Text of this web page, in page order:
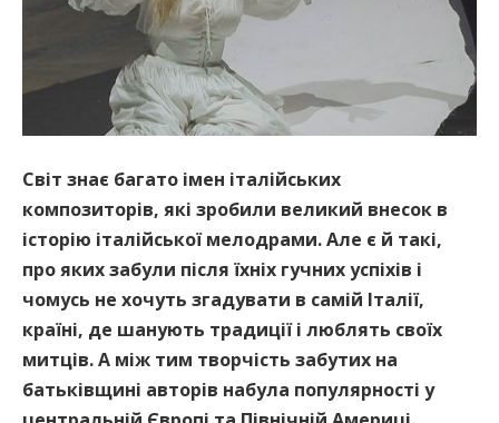
Світ знає багато імен італійських
композиторів, які зробили великий внесок в
історію італійської мелодрами. Але є й такі,
про яких забули після їхніх гучних успіхів і
чомусь не хочуть згадувати в самій Італії,
країні, де шанують традиції і люблять своїх
митців. А між тим творчість забутих на
батьківщині авторів набула популярності у